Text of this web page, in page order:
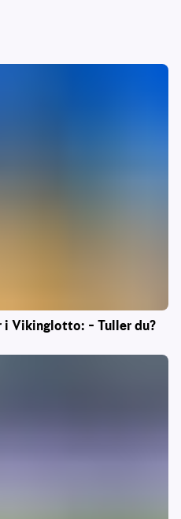
Vikinglotto: – Tuller du?